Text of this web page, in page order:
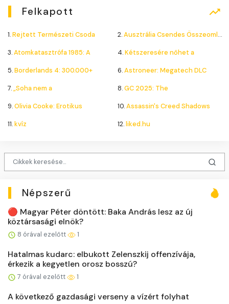
Felkapott
1.Rejtett Természeti Csoda 2.Ausztrália Csendes Összeomlása
3.Atomkatasztrófa 1985: A 4.Kétszeresére nőhet a
5.Borderlands 4: 300.000+ 6.Astroneer: Megatech DLC
7.„Soha nem a 8.GC 2025: The
9.Olivia Cooke: Erotikus 10.Assassin's Creed Shadows
11.kvíz 12.liked.hu
Népszerű
🔴 Magyar Péter döntött: Baka András lesz az új
köztársasági elnök?
8 órával ezelőtt 1
Hatalmas kudarc: elbukott Zelenszkij offenzívája,
érkezik a kegyetlen orosz bosszú?
7 órával ezelőtt 1
A következő gazdasági verseny a vízért folyhat